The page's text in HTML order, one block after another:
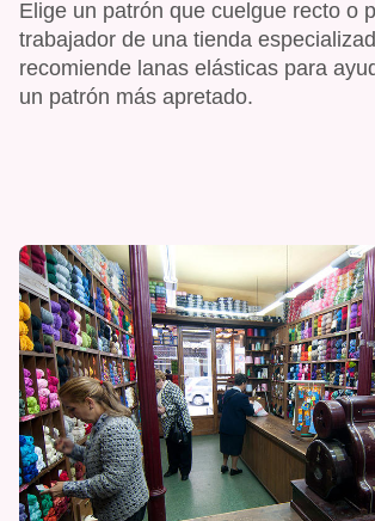
Elige un patrón que cuelgue recto o
trabajador de una tienda
recomiende lanas elásticas para
un patrón más apretado.